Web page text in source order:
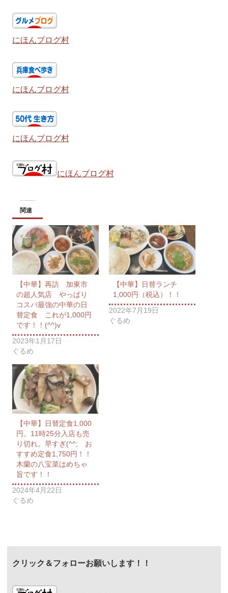
にほんブログ村
にほんブログ村
にほんブログ村
にほんブログ村
関連
【中華】再訪 加東市
の超人気店 やっぱり
コスパ最強の中華の日
替定食 これが1,000円
です！！(^^)v
2023年1月17日
ぐるめ
【中華】日替ランチ
1,000円（税込）！！
2022年7月19日
ぐるめ
【中華】日替定食1,000
円。11時25分入店も売
り切れ。早すぎ(^^; お
すすめ定食1,750円！！
木蘭の八宝菜はめちゃ
旨です！！
2024年4月22日
ぐるめ
クリック＆フォローお願いします！！